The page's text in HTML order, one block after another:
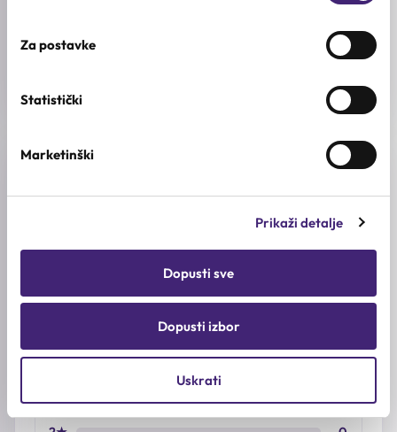
Za postavke
Statistički
Marketinški
Prikaži detalje
Dopusti sve
Dopusti izbor
Uskrati
KOLIČINA
Recenzije (0)
0.0
5★
0
3★
0